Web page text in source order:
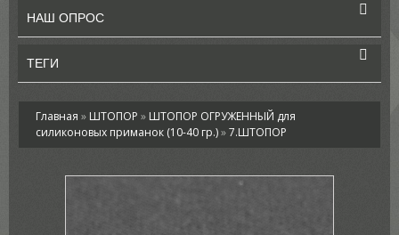
НАШ ОПРОС
ТЕГИ
Главная » ШТОПОР » ШТОПОР ОГРУЖЕННЫЙ для
силиконовых приманок (10-40 гр.) »7.ШТОПОР